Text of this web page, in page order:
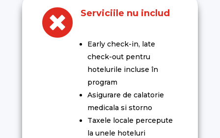
 Serviciile nu includ
Early check-in, late
check-out pentru
hotelurile incluse în
program
Asigurare de calatorie
medicala si storno
Taxele locale percepute
la unele hoteluri